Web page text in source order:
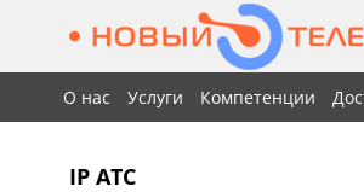
О нас Услуги Компетенции
IP АТС